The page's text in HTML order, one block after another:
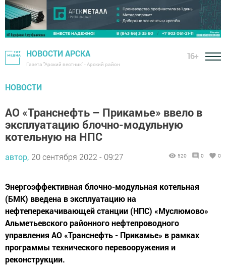
НОВОСТИ АРСКА
Газета "Арский вестник" - Арский район
16+
НОВОСТИ
АО «Транснефть – Прикамье» ввело в
эксплуатацию блочно-модульную
котельную на НПС
автор, 20 сентября 2022 - 09:27 520 0 0
Энергоэффективная блочно-модульная котельная
(БМК) введена в эксплуатацию на
нефтеперекачивающей станции (НПС) «Муслюмово»
Альметьевского районного нефтепроводного
управления АО «Транснефть - Прикамье» в рамках
программы технического перевооружения и
реконструкции.